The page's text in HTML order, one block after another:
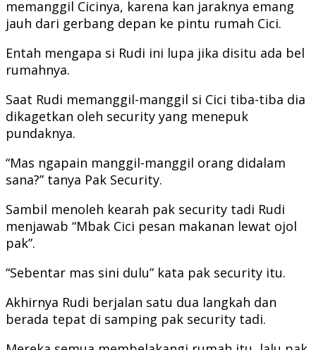
memanggil Cicinya, karena kan jaraknya emang
jauh dari gerbang depan ke pintu rumah Cici.
Entah mengapa si Rudi ini lupa jika disitu ada bel
rumahnya.
Saat Rudi memanggil-manggil si Cici tiba-tiba dia
dikagetkan oleh security yang menepuk
pundaknya.
“Mas ngapain manggil-manggil orang didalam
sana?” tanya Pak Security.
Sambil menoleh kearah pak security tadi Rudi
menjawab “Mbak Cici pesan makanan lewat ojol
pak”.
“Sebentar mas sini dulu” kata pak security itu.
Akhirnya Rudi berjalan satu dua langkah dan
berada tepat di samping pak security tadi.